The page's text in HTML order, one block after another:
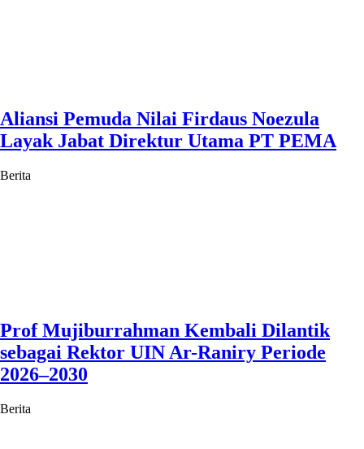
Aliansi Pemuda Nilai Firdaus Noezula
Layak Jabat Direktur Utama PT PEMA
Berita
Prof Mujiburrahman Kembali Dilantik
sebagai Rektor UIN Ar-Raniry Periode
2026–2030
Berita